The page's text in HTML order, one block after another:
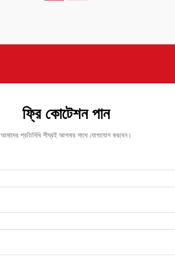
ফ্রি কোটেশন পান
আমাদের প্রতিনিধি শীঘ্রই আপনার সাথে যোগাযোগ করবেন।